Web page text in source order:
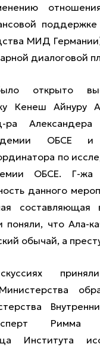
МИД
диалоговой
открыто
Кенеш Айнуру
ра Александера
ОБСЕ и
по
ОБСЕ. Г-жа
данного
составляющая
что Ала-
обычай, а
Римма
Института